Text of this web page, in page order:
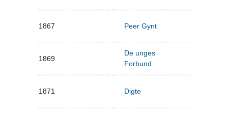
1867 Peer Gynt
1869
De unges
Forbund
1871 Digte